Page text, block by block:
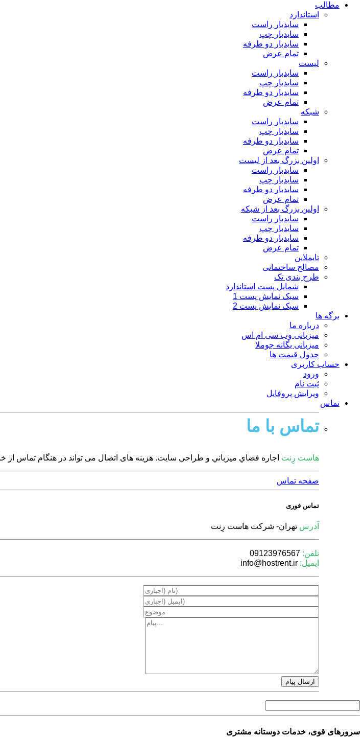
مطالب
استاندارد
سایدبار راست
سایدبار چپ
سایدبار دو طرفه
تمام عرض
لیست
سایدبار راست
سایدبار چپ
سایدبار دو طرفه
تمام عرض
شبکه
سایدبار راست
سایدبار چپ
سایدبار دو طرفه
تمام عرض
اولین بزرگ بعد از لیست
سایدبار راست
سایدبار چپ
سایدبار دو طرفه
تمام عرض
اولین بزرگ بعد از شبکه
سایدبار راست
سایدبار چپ
سایدبار دو طرفه
تمام عرض
تایملاین
مصالح ساختمانی
طرح بندی تک
شمایل پست استاندارد
سبک نمایش پست 1
سبک نمایش پست 2
برگه ها
درباره ما
میزبانی وب سی ام اس
میزبانی یگانه جوملا
جدول قیمت ها
حساب کاربری
ورود
ثبت نام
ویرایش پروفایل
تماس
تماس با ما
هاست رِنت اجاره فضاي ميزباني و طراحي سايت. هزینه های اتصال می تواند در هنگام تماس از
صفحه تماس
تماس فوری
آدرس تهران- شركت هاست رِنت
تلفن:
ایمیل:
سرورهای قوی، خدمات دوستانه مشتری